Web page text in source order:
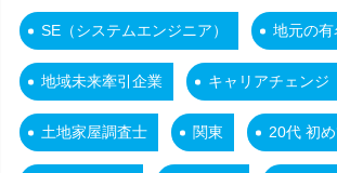
SE（システムエンジニア） 地元の有
地域未来牽引企業 キャリアチェンジ
土地家屋調査士 関東 20代 初